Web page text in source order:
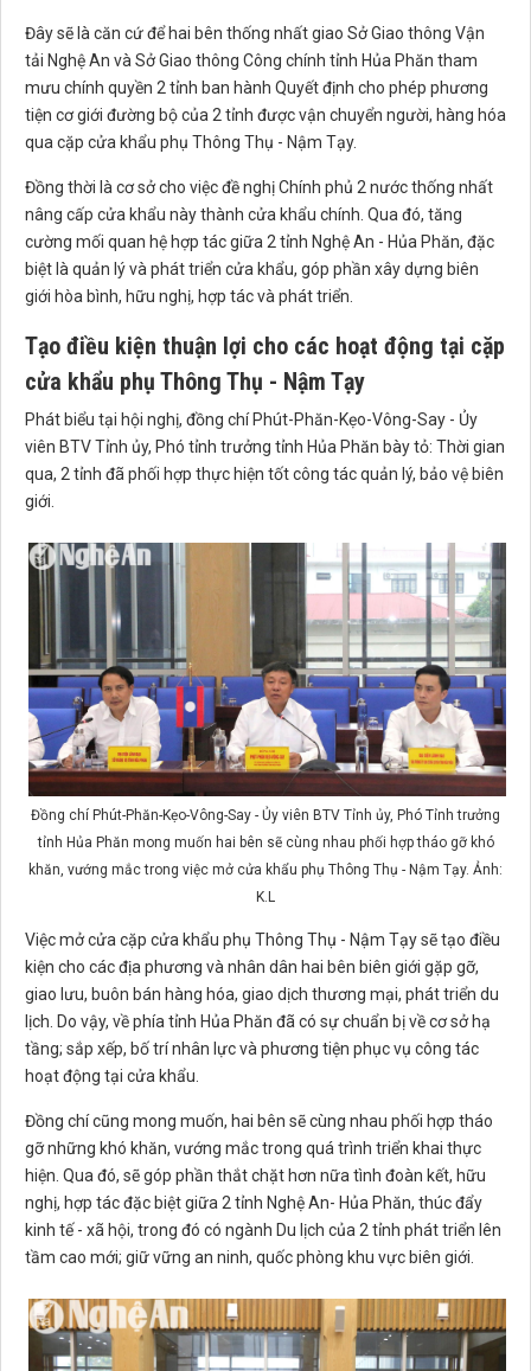
Đây sẽ là căn cứ để hai bên thống nhất giao Sở Giao thông Vận
tải Nghệ An và Sở Giao thông Công chính tỉnh Hủa Phăn tham
mưu chính quyền 2 tỉnh ban hành Quyết định cho phép phương
tiện cơ giới đường bộ của 2 tỉnh được vận chuyển người, hàng hóa
qua cặp cửa khẩu phụ Thông Thụ - Nậm Tạy.
Đồng thời là cơ sở cho việc đề nghị Chính phủ 2 nước thống nhất
nâng cấp cửa khẩu này thành cửa khẩu chính. Qua đó, tăng
cường mối quan hệ hợp tác giữa 2 tỉnh Nghệ An - Hủa Phăn, đặc
biệt là quản lý và phát triển cửa khẩu, góp phần xây dựng biên
giới hòa bình, hữu nghị, hợp tác và phát triển.
Tạo điều kiện thuận lợi cho các hoạt động tại cặp
cửa khẩu phụ Thông Thụ - Nậm Tạy
Phát biểu tại hội nghị, đồng chí Phút-Phăn-Kẹo-Vông-Say - Ủy
viên BTV Tỉnh ủy, Phó tỉnh trưởng tỉnh Hủa Phăn bày tỏ: Thời gian
qua, 2 tỉnh đã phối hợp thực hiện tốt công tác quản lý, bảo vệ biên
giới.
Đồng chí Phút-Phăn-Kẹo-Vông-Say - Ủy viên BTV Tỉnh ủy, Phó Tỉnh trưởng
tỉnh Hủa Phăn mong muốn hai bên sẽ cùng nhau phối hợp tháo gỡ khó
khăn, vướng mắc trong việc mở cửa khẩu phụ Thông Thụ - Nậm Tạy. Ảnh:
K.L
Việc mở cửa cặp cửa khẩu phụ Thông Thụ - Nậm Tạy sẽ tạo điều
kiện cho các địa phương và nhân dân hai bên biên giới gặp gỡ,
giao lưu, buôn bán hàng hóa, giao dịch thương mại, phát triển du
lịch. Do vậy, về phía tỉnh Hủa Phăn đã có sự chuẩn bị về cơ sở hạ
tầng; sắp xếp, bố trí nhân lực và phương tiện phục vụ công tác
hoạt động tại cửa khẩu.
Đồng chí cũng mong muốn, hai bên sẽ cùng nhau phối hợp tháo
gỡ những khó khăn, vướng mắc trong quá trình triển khai thực
hiện. Qua đó, sẽ góp phần thắt chặt hơn nữa tình đoàn kết, hữu
nghị, hợp tác đặc biệt giữa 2 tỉnh Nghệ An- Hủa Phăn, thúc đẩy
kinh tế - xã hội, trong đó có ngành Du lịch của 2 tỉnh phát triển lên
tầm cao mới; giữ vững an ninh, quốc phòng khu vực biên giới.